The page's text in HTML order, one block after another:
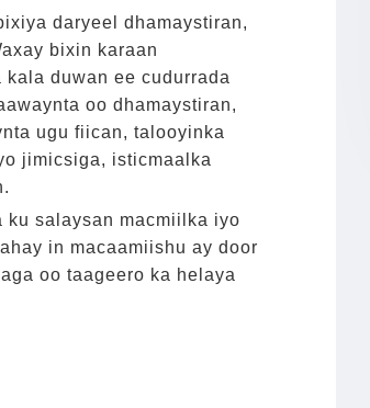
daryeel dhamaystiran,
bixin karaan
duwan ee cudurrada
oo dhamaystiran,
ugu fiican, talooyinka
jimicsiga, isticmaalka
ku salaysan macmiilka iyo
in macaamiishu ay door
oo taageero ka helaya